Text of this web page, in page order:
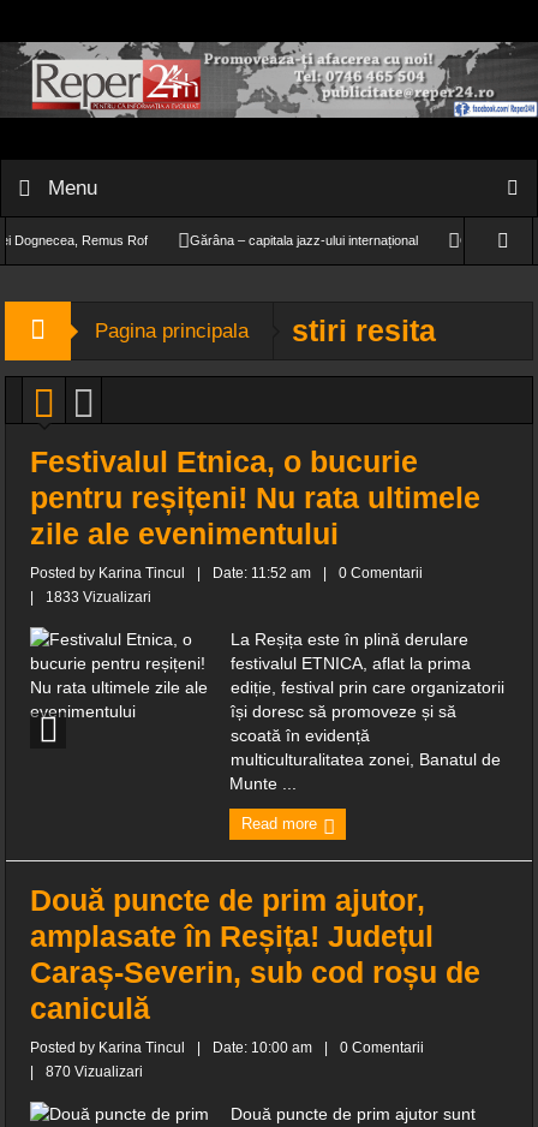
Menu
Remus Rof Gărâna – capitala jazz-ului internațional O fetiță de doar
Pagina principala stiri resita
Festivalul Etnica, o bucurie
pentru reșițeni! Nu rata ultimele
zile ale evenimentului
Posted by Karina Tincul Date: 11:52 am
0 Comentarii
1833 Vizualizari
La Reșița este în plină derulare
festivalul ETNICA, aflat la prima
ediție, festival prin care organizatorii
își doresc să promoveze și să
scoată în evidență
multiculturalitatea zonei, Banatul de
Munte ...
Read more
Două puncte de prim ajutor,
amplasate în Reșița! Județul
Caraș-Severin, sub cod roșu de
caniculă
Posted by Karina Tincul Date: 10:00 am
0 Comentarii
870 Vizualizari
Două puncte de prim ajutor sunt